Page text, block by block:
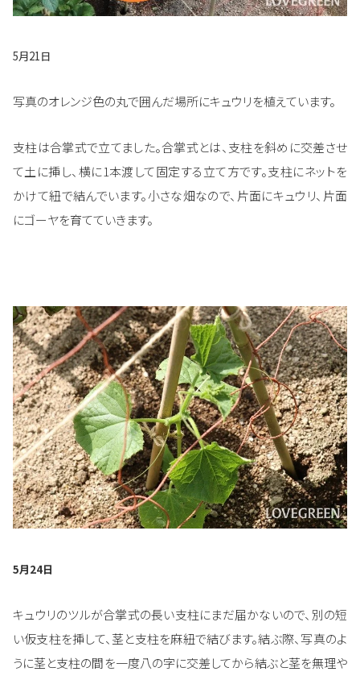
5月21日
写真のオレンジ色の丸で囲んだ場所にキュウリを植えています。
支柱は合掌式で立てました。合掌式とは、支柱を斜めに交差させ
て土に挿し、横に1本渡して固定する立て方です。支柱にネットを
かけて紐で結んでいます。小さな畑なので、片面にキュウリ、片面
にゴーヤを育てていきます。
5月24日
キュウリのツルが合掌式の長い支柱にまだ届かないので、別の短
い仮支柱を挿して、茎と支柱を麻紐で結びます。結ぶ際、写真のよ
うに茎と支柱の間を一度八の字に交差してから結ぶと茎を無理や